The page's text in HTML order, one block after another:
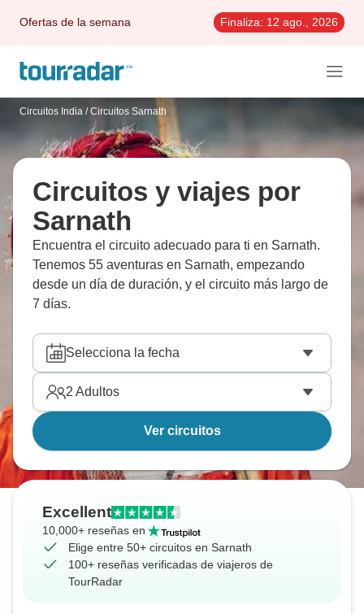
Ofertas de la semana Finaliza: 12 ago., 2026
Circuitos India / Circuitos Sarnath
Circuitos y viajes por
Sarnath
Encuentra el circuito adecuado para ti en Sarnath.
Tenemos 55 aventuras en Sarnath, empezando
desde un día de duración, y el circuito más largo de
7 días.
Selecciona la fecha
2 Adultos
Ver circuitos
Excellent
10,000+ reseñas en
Elige entre 50+ circuitos en Sarnath
100+ reseñas verificadas de viajeros de
TourRadar